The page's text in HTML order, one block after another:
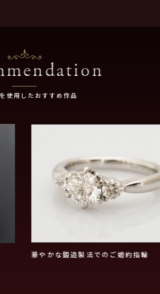
使用したおすすめ作品
華やかな鍛造製法でのご婚約指輪